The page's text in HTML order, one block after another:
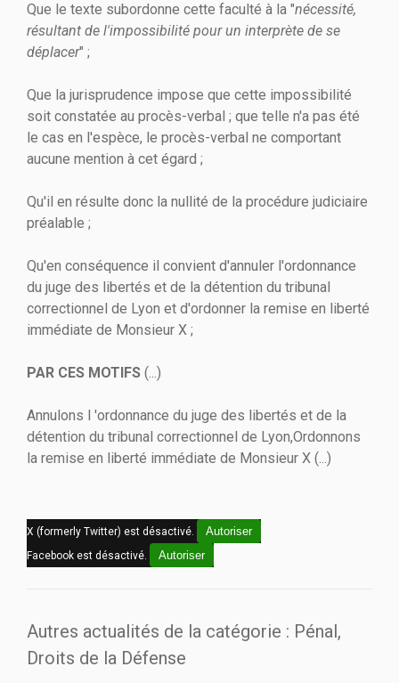
Que le texte subordonne cette faculté à la "nécessité,
résultant de l'impossibilité pour un interprète de se
déplacer" ;
Que la jurisprudence impose que cette impossibilité
soit constatée au procès-verbal ; que telle n'a pas été
le cas en l'espèce, le procès-verbal ne comportant
aucune mention à cet égard ;
Qu'il en résulte donc la nullité de la procédure judiciaire
préalable ;
Qu'en conséquence il convient d'annuler l'ordonnance
du juge des libertés et de la détention du tribunal
correctionnel de Lyon et d'ordonner la remise en liberté
immédiate de Monsieur X ;
PAR CES MOTIFS (...)
Annulons l 'ordonnance du juge des libertés et de la
détention du tribunal correctionnel de Lyon,Ordonnons
la remise en liberté immédiate de Monsieur X (...)
X (formerly Twitter) est désactivé. Autoriser
Facebook est désactivé. Autoriser
Autres actualités de la catégorie : Pénal,
Droits de la Défense